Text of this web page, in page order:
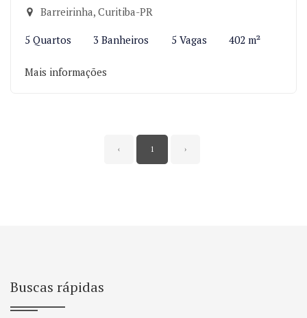
Barreirinha, Curitiba-PR
5 Quartos 3 Banheiros 5 Vagas 402 m²
Mais informações
‹ 1 ›
Buscas rápidas